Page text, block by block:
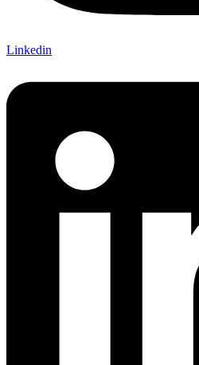
Linkedin